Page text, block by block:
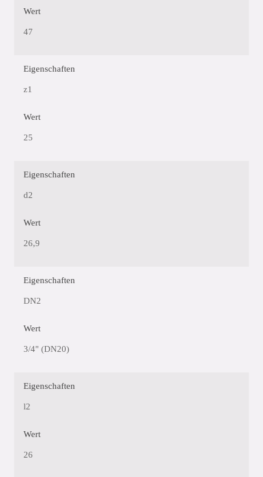
Wert
47
Eigenschaften
z1
Wert
25
Eigenschaften
d2
Wert
26,9
Eigenschaften
DN2
Wert
3/4" (DN20)
Eigenschaften
l2
Wert
26